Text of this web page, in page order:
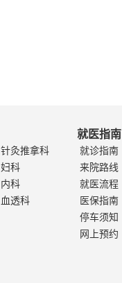
针灸推拿科
妇科
内科
血透科
就医指南
就诊指南
来院路线
就医流程
医保指南
停车须知
网上预约